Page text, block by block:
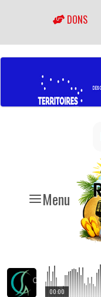
DONS
Menu
00:00